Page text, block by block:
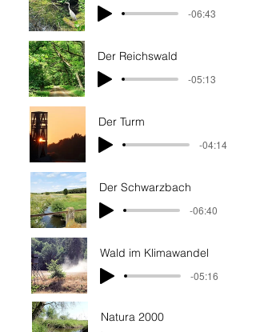
-06:43
Der Reichswald
-05:13
Der Turm
-04:14
Der Schwarzbach
-06:40
Wald im Klimawandel
-05:16
Natura 2000